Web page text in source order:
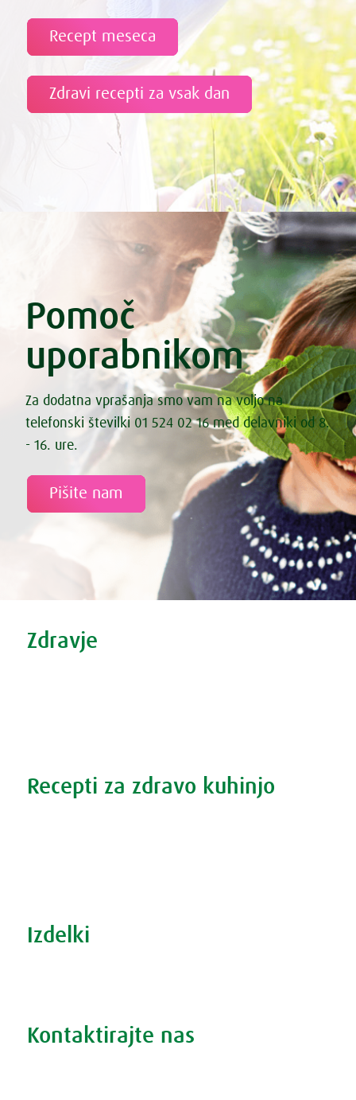
Recept meseca
Zdravi recepti za vsak dan
Pomoč
uporabnikom
Za dodatna vprašanja smo vam na voljo na
telefonski številki 01 524 02 16 med delavniki od 8.
- 16. ure.
Pišite nam
Zdravje
Recepti za zdravo kuhinjo
Izdelki
Kontaktirajte nas